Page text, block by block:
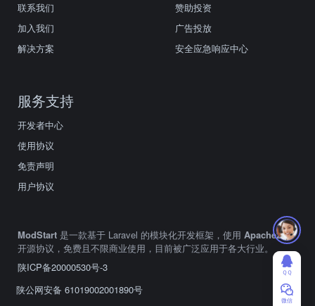
联系我们
加入我们
解决方案
赞助投资
广告投放
安全应急响应中心
服务支持
开发者中心
使用协议
免责声明
用户协议
ModStart 是一款基于 Laravel 的模块化开发框架，使用 Apache2.0
开源协议，免费且不限商业使用，目前被广泛应用于各大行业。
陕ICP备20000530号-3
陕公网安备 61019002001890号
ＱＱ
微信